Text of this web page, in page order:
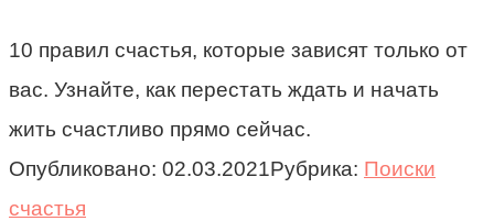
10 правил счастья, которые зависят только от
вас. Узнайте, как перестать ждать и начать
жить счастливо прямо сейчас.
Опубликовано: 02.03.2021Рубрика: Поиски
счастья